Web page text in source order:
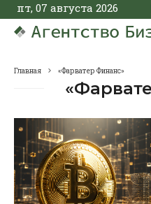
пт, 07 августа 2026
Главная «Фарватер Финанс»